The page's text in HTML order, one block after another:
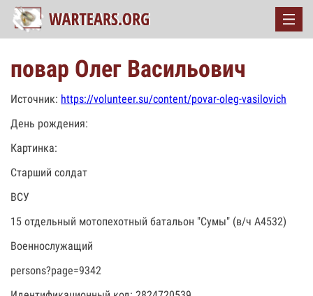
повар Олег Васильович
Источник: https://volunteer.su/content/povar-oleg-vasilovich
День рождения:
Картинка:
Старший солдат
ВСУ
15 отдельный мотопехотный батальон "Сумы" (в/ч А4532)
Военнослужащий
persons?page=9342